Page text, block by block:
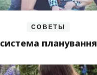
СОВЕТЫ
система планування